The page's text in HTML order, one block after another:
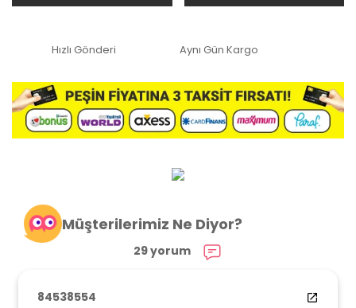
Hızlı Gönderi Aynı Gün Kargo
Müşterilerimiz Ne Diyor?
29 yorum
84538554